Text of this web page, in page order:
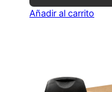
Añadir al carrito